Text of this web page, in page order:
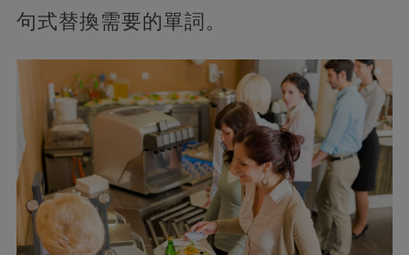
句式替換需要的單詞。